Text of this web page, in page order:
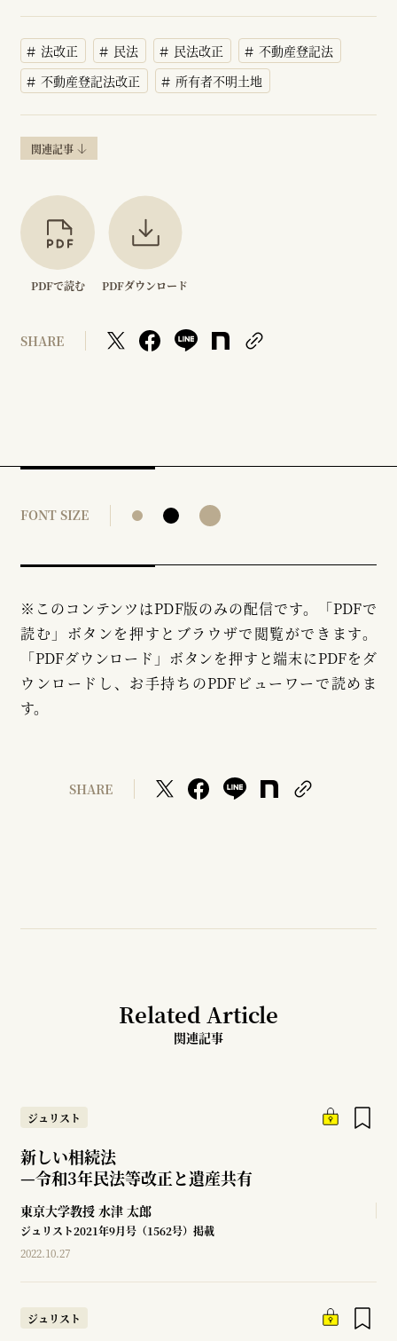
法改正 民法 民法改正
不動産登記法
不動産登記法改正
所有者不明土地
関連記事
PDFで読む PDFダウンロード
SHARE
FONT SIZE
※このコンテンツはPDF版のみの配信です。「PDFで
読む」ボタンを押すとブラウザで閲覧ができます。
「PDFダウンロード」ボタンを押すと端末にPDFをダ
ウンロードし、お手持ちのPDFビューワーで読めま
す。
SHARE
Related Article
関連記事
ジュリスト
新しい相続法
—令和3年民法等改正と遺産共有
東京大学教授 水津 太郎
ジュリスト2021年9月号（1562号）掲載
2022.10.27
ジュリスト